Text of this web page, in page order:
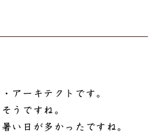
アーキテクトです。
うですね。
い日が多かったですね。